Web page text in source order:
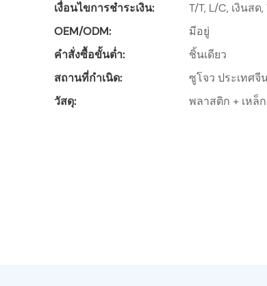
เงื่อนไขการชำระเงิน:
T/T, L/C, เงินส
OEM/ODM:
มีอยู่
คำสั่งซื้อขั้นต่ำ:
ชิ้นเดียว
สถานที่กำเนิด:
ซูโจว ประเทศจี
วัสดุ:
พลาสติก + เหล็ก